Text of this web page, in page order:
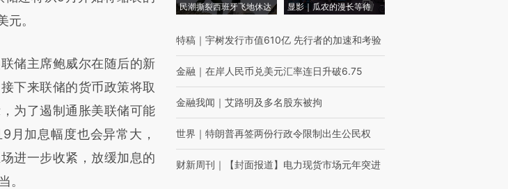
意图存在偏差。不代表财
元。
主席鲍威尔在随后的新
下来联储的货币政策将取
为了遏制通胀美联储可能
月加息幅度也会异常大，
进一步收紧，放缓加息的
。
民潮撕裂西班牙飞地休达
显影｜瓜农的漫长等待
特稿 ｜ 宇树发行市值610亿 先行者的加速和考验
金融 ｜ 在岸人民币兑美元汇率连日升破6.75
金融我闻 ｜ 艾路明及多名股东被拘
世界 ｜ 特朗普再签两份行政令限制出生公民权
财新周刊 ｜ 【封面报道】电力现货市场元年突进